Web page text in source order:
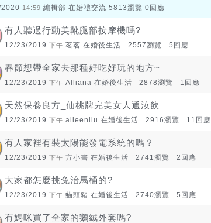
14:59 編輯部 在婚禮交流 5813瀏覽 0回應
有人聽過行動美靴腿部按摩機嗎?
12/23/2019 下午 茗茗 在婚後生活 2557瀏覽 5回應
春節想帶全家去那種好吃好玩的地方~
12/23/2019 下午 Alliana 在婚後生活 2878瀏覽 1回應
天然保養良方_仙桃牌完美女人通汝飲
12/23/2019 下午 aileenliu 在婚後生活 2916瀏覽 11回應
有人家裡有裝太陽能發電系統的嗎？
12/23/2019 下午 方小書 在婚後生活 2741瀏覽 2回應
大家都怎麼挑免治馬桶的?
12/23/2019 下午 貓頭豬 在婚後生活 2740瀏覽 5回應
有媽咪買了全家的鵝絨外套嗎?